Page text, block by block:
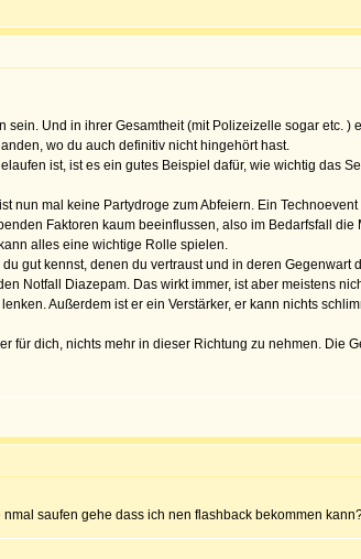
Und in ihrer Gesamtheit (mit Polizeizelle sogar etc.
wo du auch definitiv nicht hingehört hast.
ist, ist es ein gutes Beispiel dafür, wie wichtig das
nun mal keine Partydroge zum Abfeiern. Ein
Faktoren kaum beeinflussen, also im Bedarfsfall
alles eine wichtige Rolle spielen.
gut kennst, denen du vertraust und in deren
Notfall Diazepam. Das wirkt immer, ist aber meistens
Außerdem ist er ein Verstärker, er kann nichts
für dich, nichts mehr in dieser Richtung zu nehmen. Die
saufen gehe dass ich nen flashback bekommen